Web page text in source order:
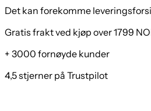
Det kan forekomme
Gratis frakt ved kjøp over 1799
+ 3000 fornøyde kunder
4,5 stjerner på Trustpilot